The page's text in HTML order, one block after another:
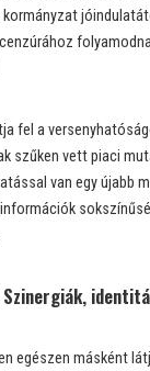
fel a
szűken vett piaci
van egy újabb
egészen másként